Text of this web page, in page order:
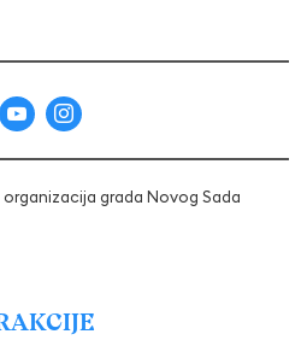
grada Novog Sada